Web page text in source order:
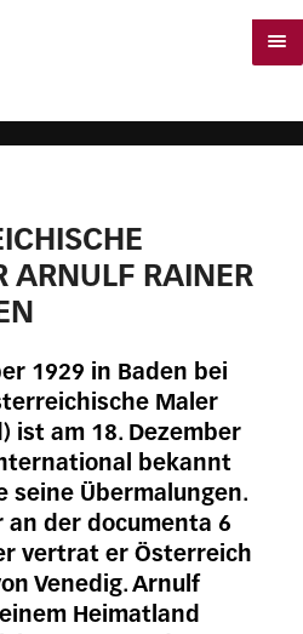
ARNULF RAINER
1929 in Baden bei
Maler
ist am 18. Dezember
bekannt
seine Übermalungen.
an der documenta 6
vertrat er Österreich
Venedig. Arnulf
Heimatland